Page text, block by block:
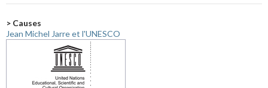
> Causes
Jean Michel Jarre et l'UNESCO